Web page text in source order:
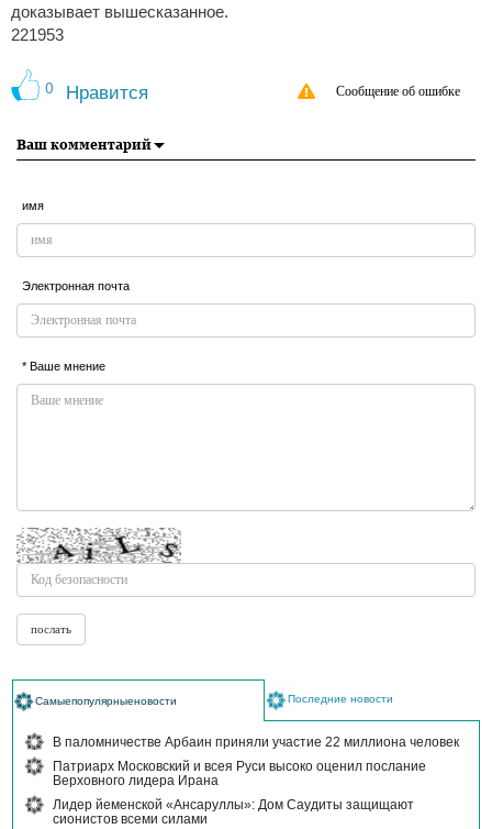
доказывает вышесказанное.
221953
0 Нравится Сообщение об ошибке
Ваш комментарий
имя
Электронная почта
* Ваше мнение
Самыепопулярныеновости Последние новости
В паломничестве Арбаин приняли участие 22 миллиона человек
Патриарх Московский и всея Руси высоко оценил послание
Верховного лидера Ирана
Лидер йеменской «Ансаруллы»: Дом Саудиты защищают
сионистов всеми силами